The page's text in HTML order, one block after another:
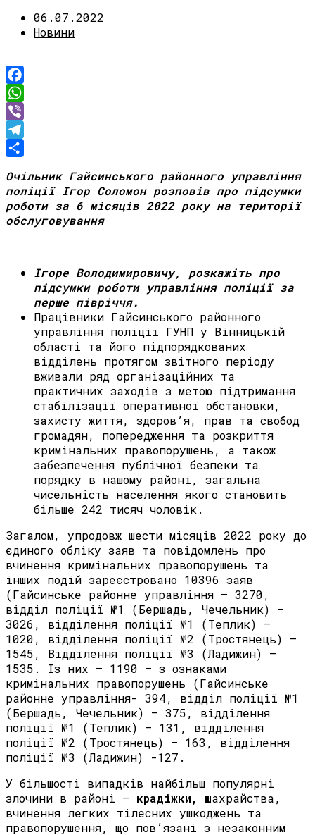
06.07.2022
Новини
Facebook
WhatsApp
Viber
Telegram
Очільник Гайсинського районного управління
поліціїІгор Соломон розповів про підсумки
роботи за 6 місяців 2022року на території
обслуговування
Ігоре Володимировичу, розкажіть про
підсумки роботи управління поліціїза
перше півріччя.
Працівники Гайсинського районного
управління поліції ГУНП у Вінницькій
області та його підпорядкованих
відділень протягом звітного періоду
вживали ряд організаційних та
практичних заходів з метою підтримання
стабілізації оперативної обстановки,
захисту життя, здоров’я, прав та свобод
громадян, попередження та розкриття
кримінальних правопорушень, а також
забезпечення публічної безпеки та
порядку в нашому районі, загальна
чисельність населення якого становить
більше 242 тисяч чоловік.
Загалом, упродовж шести місяців 2022 року до
єдиного обліку заяв та повідомлень про
вчинення кримінальних правопорушень та
інших подій зареєстровано 10396 заяв
(Гайсинське районне управління – 3270,
відділ поліції №1 (Бершадь, Чечельник) –
3026, відділення поліції №1 (Теплик) –
1020, відділення поліції №2 (Тростянець) –
1545, Відділення поліції №3 (Ладижин) –
1535. Із них – 1190 – з ознаками
кримінальних правопорушень (Гайсинське
районне управління- 394, відділ поліції №1
(Бершадь, Чечельник) – 375, відділення
поліції №1 (Теплик) – 131, відділення
поліції №2 (Тростянець) – 163, відділення
поліції №3 (Ладижин) -127.
У більшості випадків найбільш популярні
злочини в районі – крадіжки, шахрайства,
вчинення легких тілесних ушкоджень та
правопорушення, що пов’язані з незаконним